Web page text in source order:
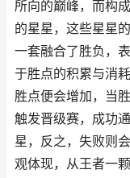
所向的巅峰，而构
的星星，这些星星
一套融合了胜负，
于胜点的积累与消
胜点便会增加，当
触发晋级赛，成功
星，反之，失败则
观体现，从王者一